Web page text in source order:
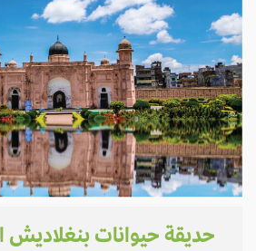
حديقة حيوانات بنغلاديش